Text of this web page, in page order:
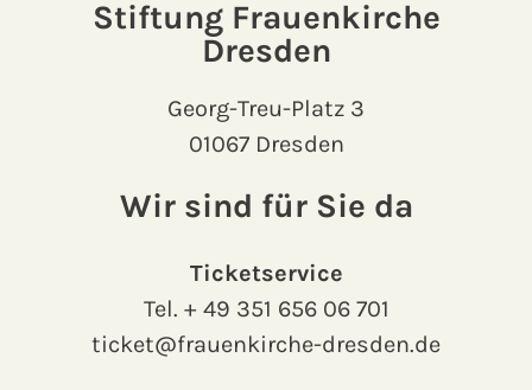
Stiftung Frauenkirche
Dresden
Georg-Treu-Platz 3
01067 Dresden
Wir sind für Sie da
Ticketservice
Tel. + 49 351 656 06 701
ticket@frauenkirche-dresden.de